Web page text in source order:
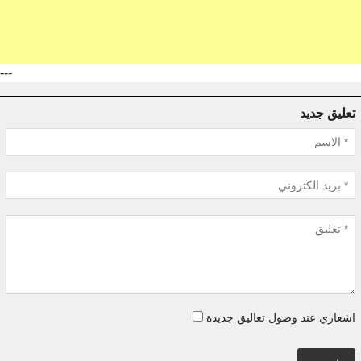
---
تعليق جديد
اشعاري عند وصول تعاليق جديدة